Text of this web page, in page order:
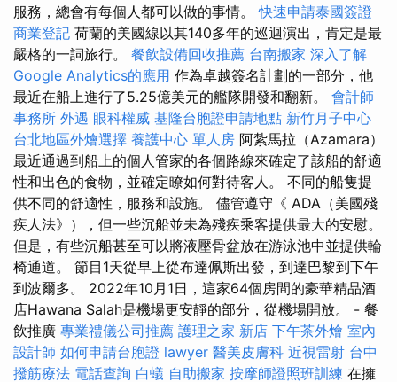
服務，總會有每個人都可以做的事情。快速申請泰國簽證
商業登記 荷蘭的美國線以其140多年的巡迴演出，肯定是最
嚴格的一詞旅行。 餐飲設備回收推薦 台南搬家 深入了解
Google Analytics的應用 作為卓越簽名計劃的一部分，他
最近在船上進行了5.25億美元的艦隊開發和翻新。 會計師
事務所 外遇 眼科權威 基隆台胞證申請地點 新竹月子中心
台北地區外燴選擇 養護中心 單人房 阿紮馬拉（Azamara）
最近通過到船上的個人管家的各個路線來確定了該船的舒適
性和出色的食物，並確定瞭如何對待客人。 不同的船隻提
供不同的舒適性，服務和設施。 儘管遵守《 ADA（美國殘
疾人法》），但一些沉船並未為殘疾乘客提供最大的安慰。
但是，有些沉船甚至可以將液壓骨盆放在游泳池中並提供輪
椅通道。 節目1天從早上從布達佩斯出發，到達巴黎到下午
到波爾多。 2022年10月1日，這家64個房間的豪華精品酒
店Hawana Salah是機場更安靜的部分，從機場開放。 - 餐
飲推廣 專業禮儀公司推薦 護理之家 新店 下午茶外燴 室內
設計師 如何申請台胞證 lawyer 醫美皮膚科 近視雷射 台中
撥筋療法 電話查詢 白蟻 自助搬家 按摩師證照班訓練 在擁